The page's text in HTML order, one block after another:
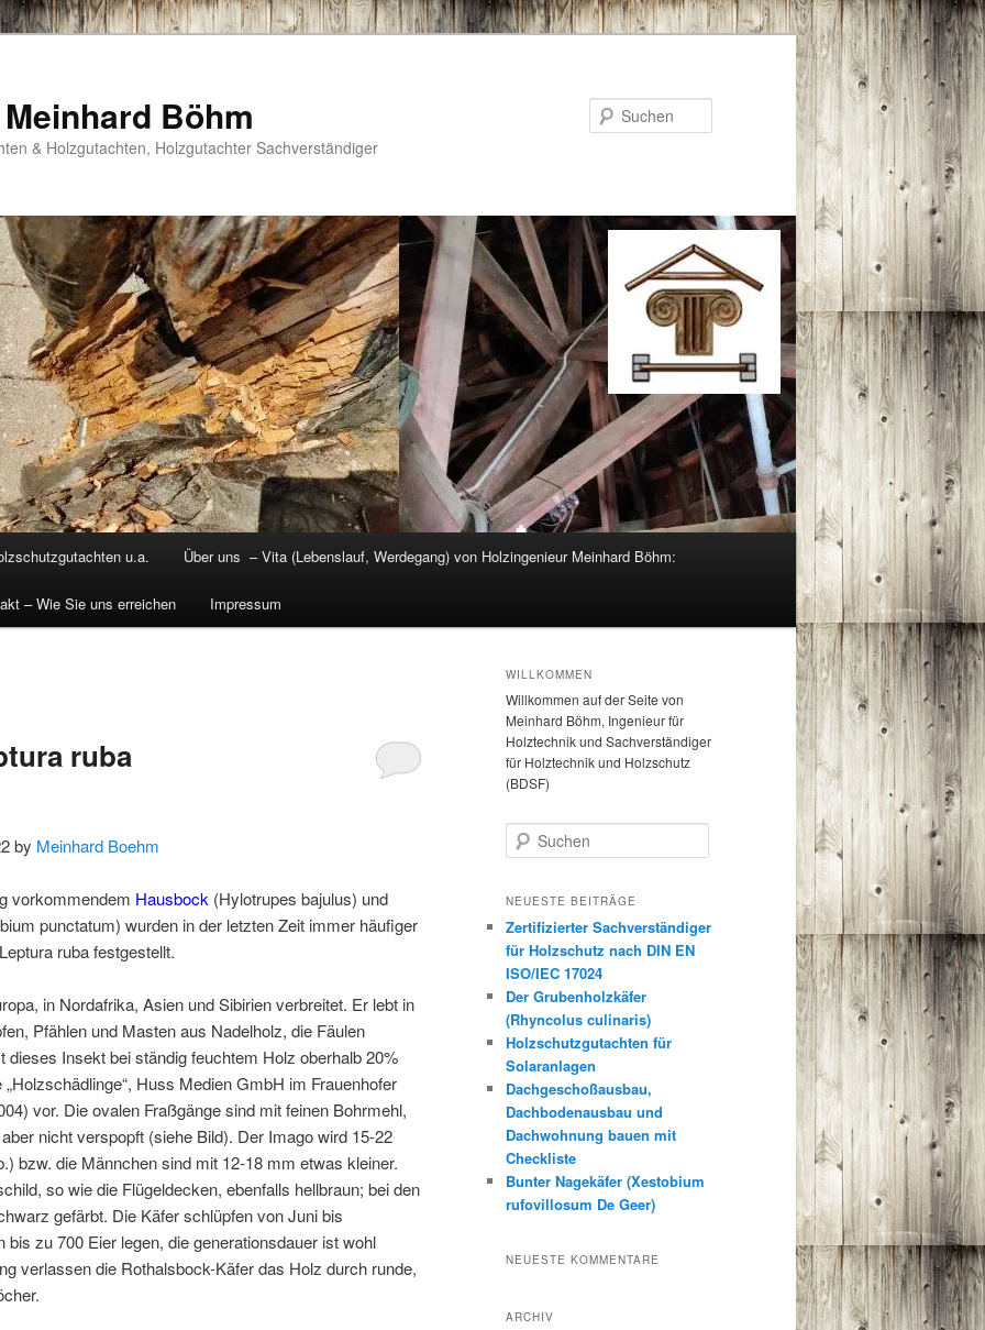
Böhm
& Holzgutachten, Holzgutachter Sachverständiger
u.a. Über uns – Vita (Lebenslauf, Werdegang) von Holzingenieur Meinhard Böhm:
– Wie Sie uns erreichen Impressum
ruba
by Meinhard Boehm
vorkommendem Hausbock (Hylotrupes bajulus) und
punctatum) wurden in der letzten Zeit immer häufiger
ruba festgestellt.
in Nordafrika, Asien und Sibirien verbreitet. Er lebt in
Pfählen und Masten aus Nadelholz, die Fäulen
Insekt bei ständig feuchtem Holz oberhalb 20%
Huss Medien GmbH im Frauenhofer
vor. Die ovalen Fraßgänge sind mit feinen Bohrmehl,
nicht verspopft (siehe Bild). Der Imago wird 15-22
bzw. die Männchen sind mit 12-18 mm etwas kleiner.
so wie die Flügeldecken, ebenfalls hellbraun; bei den
gefärbt. Die Käfer schlüpfen von Juni bis
bis zu 700 Eier legen, die generationsdauer ist wohl
verlassen die Rothalsbock-Käfer das Holz durch runde,
WILLKOMMEN
Willkommen auf der Seite von
Meinhard Böhm, Ingenieur für
Holztechnik und Sachverständiger
für Holztechnik und Holzschutz
(BDSF)
u
h
n
NEUESTE BEITRÄGE
Zertifizierter Sachverständiger
für Holzschutz nach DIN EN
ISO/IEC 17024
Der Grubenholzkäfer
(Rhyncolus culinaris)
Holzschutzgutachten für
Solaranlagen
Dachgeschoßausbau,
Dachbodenausbau und
Dachwohnung bauen mit
Checkliste
Bunter Nagekäfer (Xestobium
rufovillosum De Geer)
NEUESTE KOMMENTARE
ARCHIV